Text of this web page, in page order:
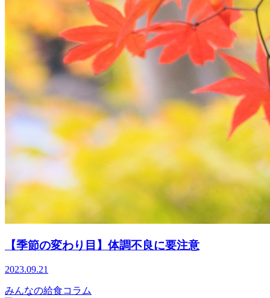
【季節の変わり目】体調不良に要注意
2023.09.21
みんなの給食コラム